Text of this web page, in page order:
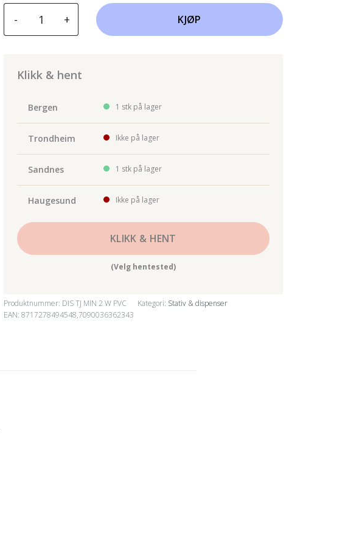
-
dobbel
dispenser
industri
+ KJØP
Klikk & hent
Bergen 1 stk på lager
Trondheim Ikke på lager
Sandnes 1 stk på lager
Haugesund Ikke på lager
KLIKK & HENT
(Velg hentested)
Produktnummer: DIS TJ MIN 2 W PVC Kategori: Stativ & dispenser
EAN: 8717278494548,7090036362343